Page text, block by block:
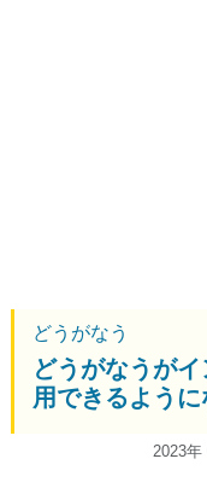
どうがなう
どうがなうが
用できるよう
2023年